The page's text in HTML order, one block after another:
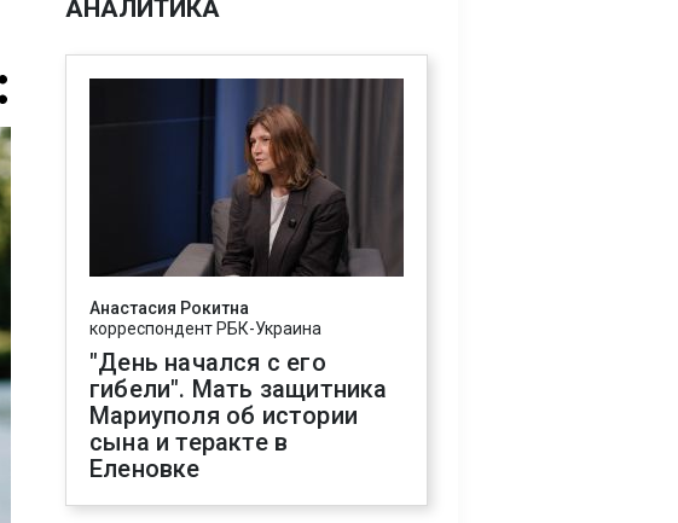
АНАЛИТИКА
Анастасия Рокитна
корреспондент РБК-Украина
"День начался с его
гибели". Мать защитника
Мариуполя об истории
сына и теракте в
Еленовке